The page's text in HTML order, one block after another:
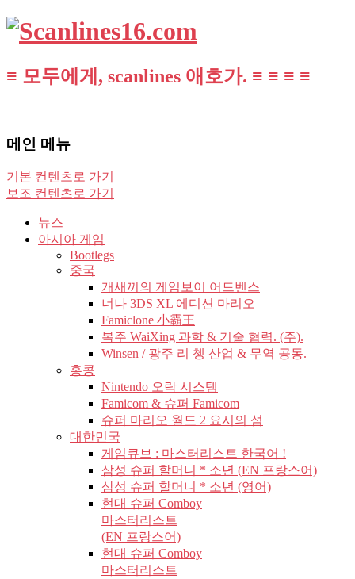
≡ 모두에게, scanlines 애호가. ≡ ≡ ≡ ≡
메인 메뉴
기본 컨텐츠로 가기
보조 컨텐츠로 가기
뉴스
아시아 게임
Bootlegs
중국
개새끼의 게임보이 어드벤스
너나 3DS XL 에디션 마리오
Famiclone 小霸王
복주 WaiXing 과학 & 기술 협력. (주).
Winsen / 광주 리 쳉 산업 & 무역 공동.
홍콩
Nintendo 오락 시스템
Famicom & 슈퍼 Famicom
슈퍼 마리오 월드 2 요시의 섬
대한민국
게임큐브 : 마스터리스트 한국어 !
삼성 슈퍼 할머니 * 소년 (EN 프랑스어)
삼성 슈퍼 할머니 * 소년 (영어)
현대 슈퍼 Comboy
마스터리스트
(EN 프랑스어)
현대 슈퍼 Comboy
마스터리스트